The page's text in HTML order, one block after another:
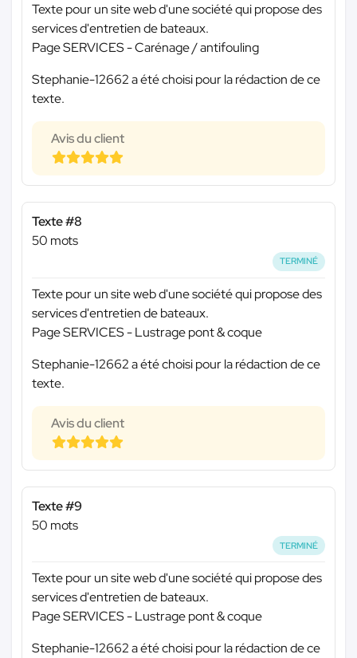
Texte pour un site web d'une société qui propose des
services d'entretien de bateaux.
Page SERVICES - Carénage / antifouling
Stephanie-12662 a été choisi pour la rédaction de ce
texte.
Avis du client
Texte #8
50 mots
TERMINÉ
Texte pour un site web d'une société qui propose des
services d'entretien de bateaux.
Page SERVICES - Lustrage pont & coque
Stephanie-12662 a été choisi pour la rédaction de ce
texte.
Avis du client
Texte #9
50 mots
TERMINÉ
Texte pour un site web d'une société qui propose des
services d'entretien de bateaux.
Page SERVICES - Lustrage pont & coque
Stephanie-12662 a été choisi pour la rédaction de ce